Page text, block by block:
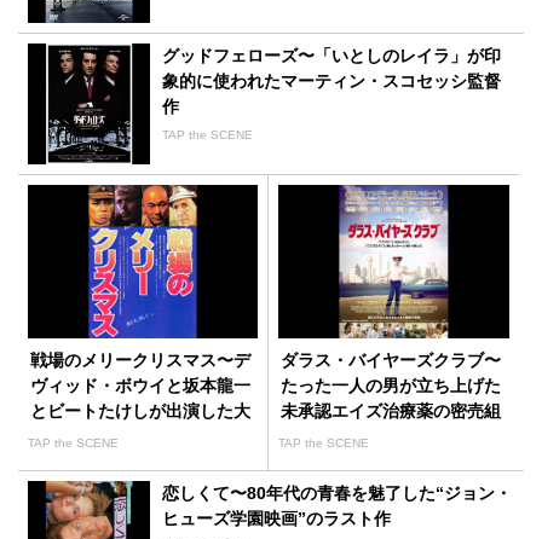
グッドフェローズ〜「いとしのレイラ」が印
象的に使われたマーティン・スコセッシ監督
作
TAP the SCENE
戦場のメリークリスマス〜デ
ヴィッド・ボウイと坂本龍一
とビートたけしが出演した大
島渚監督作品
TAP the SCENE
ダラス・バイヤーズクラブ〜
たった一人の男が立ち上げた
未承認エイズ治療薬の密売組
織
TAP the SCENE
恋しくて〜80年代の青春を魅了した“ジョン・
ヒューズ学園映画”のラスト作